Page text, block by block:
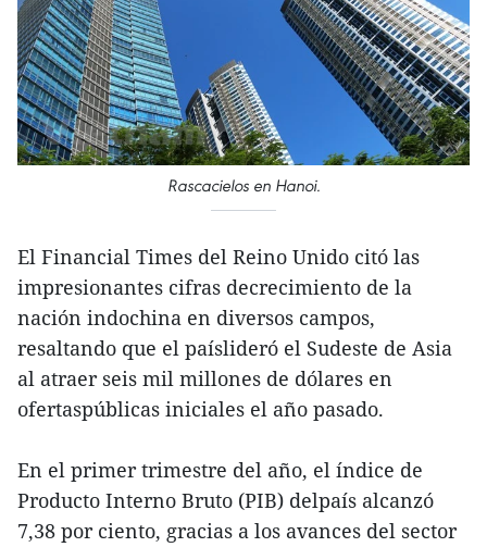
Rascacielos en Hanoi.
El Financial Times del Reino Unido citó las
impresionantes cifras decrecimiento de la
nación indochina en diversos campos,
resaltando que el paíslideró el Sudeste de Asia
al atraer seis mil millones de dólares en
ofertaspúblicas iniciales el año pasado.
En el primer trimestre del año, el índice de
Producto Interno Bruto (PIB) delpaís alcanzó
7,38 por ciento, gracias a los avances del sector